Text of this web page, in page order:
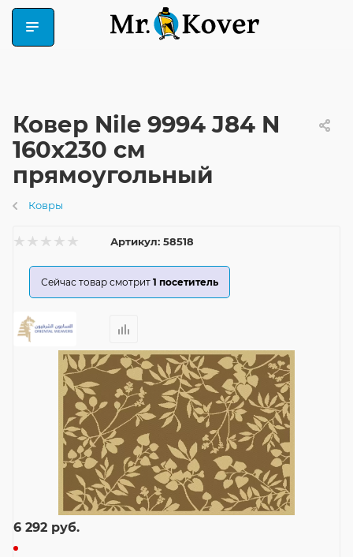
Ковер Nile 9994 J84 N
160x230 см
прямоугольный
Ковры
Артикул: 58518
Сейчас товар смотрит 1 посетитель
6 292 руб.